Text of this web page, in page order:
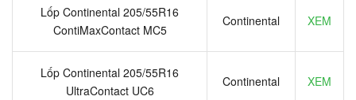
Lốp Continental 205/55R16
ContiMaxContact MC5
Continental XEM
Lốp Continental 205/55R16
UltraContact UC6
Continental XEM